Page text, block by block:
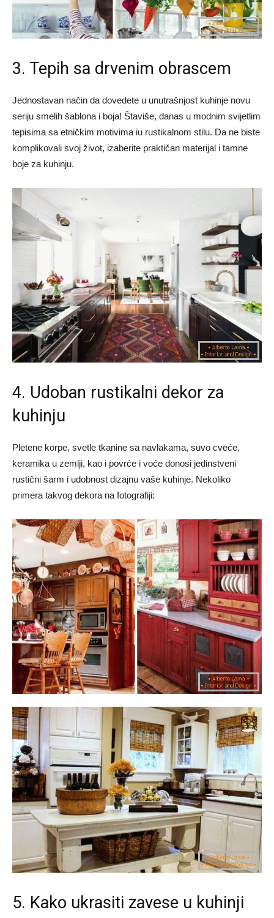
3. Tepih sa drvenim obrascem
Jednostavan način da dovedete u unutrašnjost kuhinje novu
seriju smelih šablona i boja! Štaviše, danas u modnim svijetlim
tepisima sa etničkim motivima iu rustikalnom stilu. Da ne biste
komplikovali svoj život, izaberite praktičan materijal i tamne
boje za kuhinju.
4. Udoban rustikalni dekor za
kuhinju
Pletene korpe, svetle tkanine sa navlakama, suvo cveće,
keramika u zemlji, kao i povrće i voće donosi jedinstveni
rustični šarm i udobnost dizajnu vaše kuhinje. Nekoliko
primera takvog dekora na fotografiji:
5. Kako ukrasiti zavese u kuhinji